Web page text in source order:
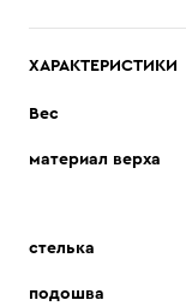
ХАРАКТЕРИСТИКИ
Вес
материал верха
стелька
подошва